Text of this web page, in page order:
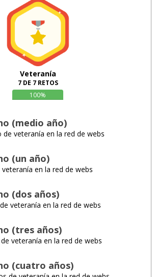
Veteranía
7 DE 7 RETOS
100%
(medio año)
de veteranía en la red de webs
(un año)
en la red de webs
(dos años)
veteranía en la red de webs
(tres años)
veteranía en la red de webs
(cuatro años)